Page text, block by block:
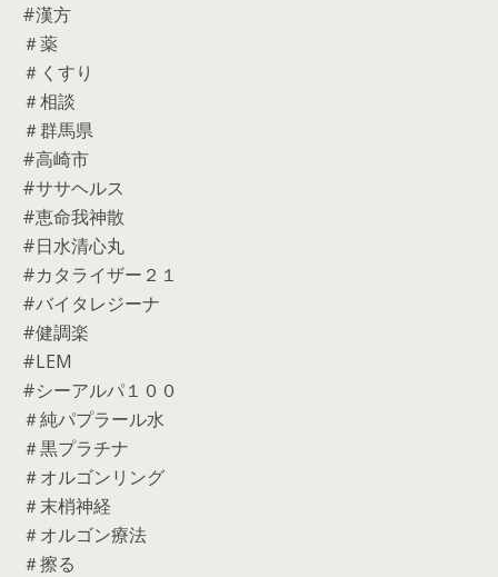
#漢方
＃薬
＃くすり
＃相談
＃群馬県
#高崎市
#ササヘルス
#恵命我神散
#日水清心丸
#カタライザー２１
#バイタレジーナ
#健調楽
#LEM
#シーアルパ１００
＃純パプラール水
＃黒プラチナ
＃オルゴンリング
＃末梢神経
＃オルゴン療法
＃擦る